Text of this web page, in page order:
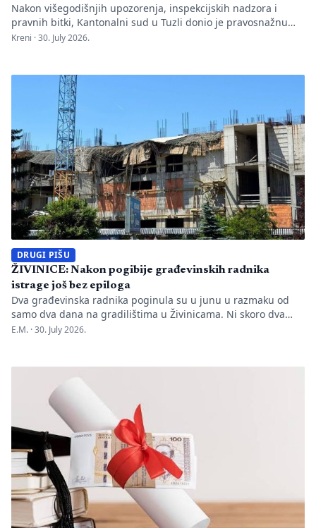
Nakon višegodišnjih upozorenja, inspekcijskih nadzora i
pravnih bitki, Kantonalni sud u Tuzli donio je pravosnažnu
presudu kojom se definitivno potvrđuje trajna zabrana rada
kakva je sudbina studenata koji su uložili godine i novac u
bezvrijedne indekse? Odlukom Kantonalnog suda u […]
Kreni ·30. July 2026.
DRUGI PIŠU
ŽIVINICE: Nakon pogibije građevinskih radnika
istrage još bez epiloga
Dva građevinska radnika poginula su u junu u razmaku od
samo dva dana na gradilištima u Živinicama. Ni skoro dva
mjeseca kasnije javnosti nisu poznati uzroci nesreća, niti je
Mahmutović Dok Tužilaštvo Tuzlanskog kantona sprovodi
istrage, odgovornost […]
E.M. ·30. July 2026.